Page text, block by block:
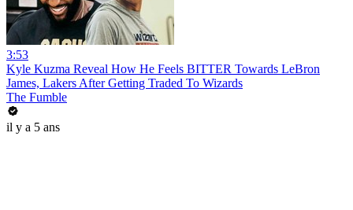
3:53
Kyle Kuzma Reveal How He Feels BITTER Towards LeBron
James, Lakers After Getting Traded To Wizards
The Fumble
il y a 5 ans